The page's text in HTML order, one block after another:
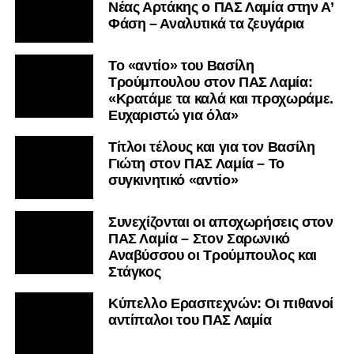
Nέας Αρτάκης ο ΠΑΣ Λαμία στην Α’
Φάση – Αναλυτικά τα ζευγάρια
Το «αντίο» του Βασίλη
Τρούμπουλου στον ΠΑΣ Λαμία:
«Κρατάμε τα καλά και προχωράμε.
Ευχαριστώ για όλα»
Τίτλοι τέλους και για τον Βασίλη
Γιώτη στον ΠΑΣ Λαμία – Το
συγκινητικό «αντίο»
Συνεχίζονται οι αποχωρήσεις στον
ΠΑΣ Λαμία – Στον Σαρωνικό
Αναβύσσου οι Τρούμπουλος και
Στάγκος
Κύπελλο Ερασιτεχνών: Οι πιθανοί
αντίπαλοι του ΠΑΣ Λαμία